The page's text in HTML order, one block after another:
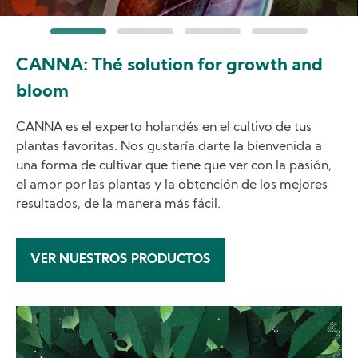
CANNA: Thé solution for growth and
bloom
CANNA es el experto holandés en el cultivo de tus
plantas favoritas. Nos gustaría darte la bienvenida a
una forma de cultivar que tiene que ver con la pasión,
el amor por las plantas y la obtención de los mejores
resultados, de la manera más fácil.
VER NUESTROS PRODUCTOS